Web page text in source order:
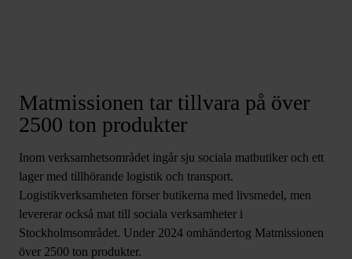
Matmissionen tar tillvara på över
2500 ton produkter
Inom verksamhetsområdet ingår sju sociala matbutiker och ett
lager med tillhörande logistik och transport.
Logistikverksamheten förser butikerna med livsmedel, men
levererar också mat till sociala verksamheter i
Stockholmsområdet. Under 2024 omhändertog Matmissionen
över 2500 ton produkter.